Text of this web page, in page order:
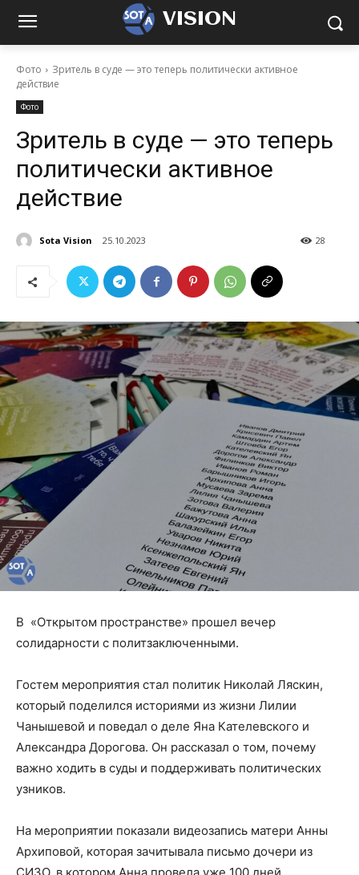
VISION
Фото
Зритель в суде — это теперь политически активное
действие
Фото
Зритель в суде — это теперь
политически активное
действие
Sota Vision 25.10.2023 28
В «Открытом пространстве» прошел вечер
солидарности с политзаключенными.
Гостем мероприятия стал политик Николай Ляскин,
который поделился историями из жизни Лилии
Чанышевой и поведал о деле Яна Кателевского и
Александра Дорогова. Он рассказал о том, почему
важно ходить в суды и поддерживать политических
узников.
На мероприятии показали видеозапись матери Анны
Архиповой, которая зачитывала письмо дочери из